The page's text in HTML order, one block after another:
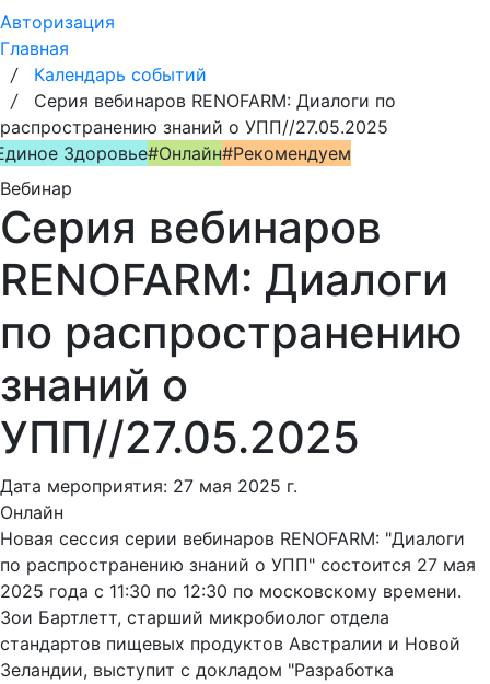
Авторизация
Главная
/
Календарь событий
/
Серия вебинаров RENOFARM: Диалоги по
распространению знаний о УПП//27.05.2025
Здоровье#Онлайн#Рекомендуем
Вебинар
Серия вебинаров
RENOFARM: Диалоги
по распространению
знаний о
УПП//27.05.2025
Дата мероприятия: 27 мая 2025 г.
Онлайн
Новая сессия серии вебинаров RENOFARM: "Диалоги
по распространению знаний о УПП" состоится 27 мая
2025 года с 11:30 по 12:30 по московскому времени.
Зои Бартлетт, старший микробиолог отдела
стандартов пищевых продуктов Австралии и Новой
Зеландии, выступит с докладом "Разработка